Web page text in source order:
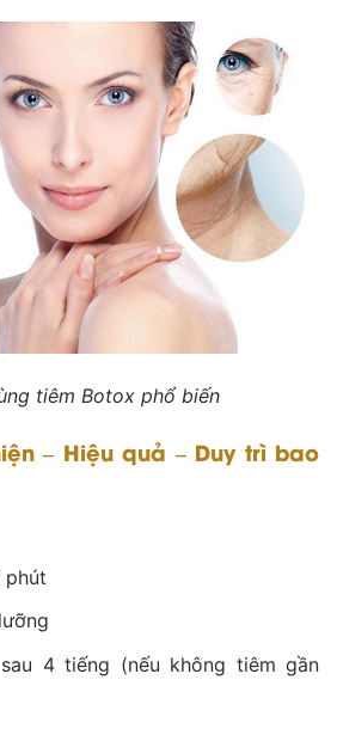
tiêm Botox phổ biến
– Hiệu quả – Duy trì bao
phút
4 tiếng (nếu không tiêm gần